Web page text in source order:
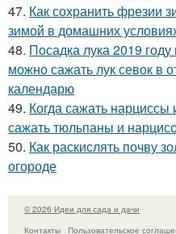
47. Как сохранить фрезии
зимой в домашних
48. Посадка лука 2019
можно сажать лук севок в
календарю
49. Когда сажать нарциссы
сажать тюльпаны и
50. Как раскислять почву
огороде
© 2026 Идеи для сада и дачи
Контакты
Пользовательское